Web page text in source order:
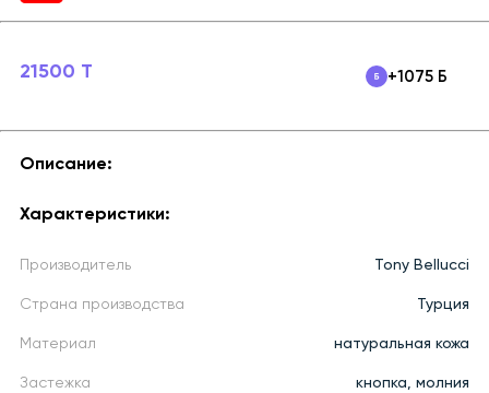
21500 T +1075 Б
Описание:
Характеристики:
Производитель Tony Bellucci
Страна производства Турция
Материал натуральная кожа
Застежка кнопка, молния